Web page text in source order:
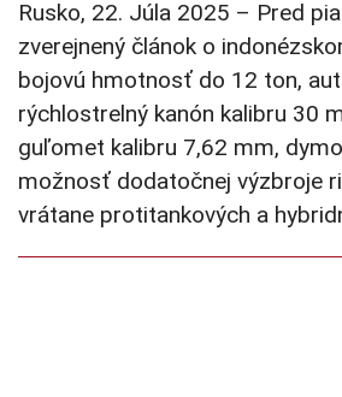
Rusko, 22. Júla 2025 – Pred
zverejnený článok o
bojovú hmotnosť do 12 ton,
rýchlostrelný kanón kalibru 30
guľomet kalibru 7,62 mm,
možnosť dodatočnej výzbroje
vrátane protitankových a